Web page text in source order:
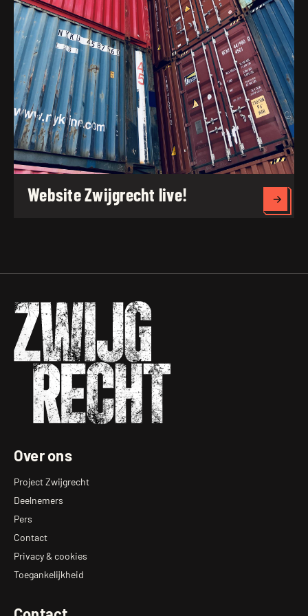
Website Zwijgrecht live!
Lees
Zwijgrecht
Over ons
Project Zwijgrecht
Deelnemers
Pers
Contact
Privacy & cookies
Toegankelijkheid